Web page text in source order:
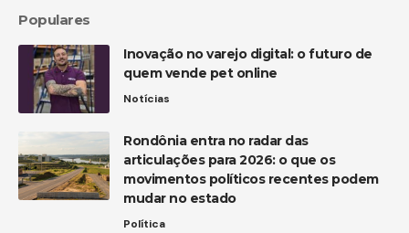
Populares
Inovação no varejo digital: o futuro de
quem vende pet online
Notícias
Rondônia entra no radar das
articulações para 2026: o que os
movimentos políticos recentes podem
mudar no estado
Política